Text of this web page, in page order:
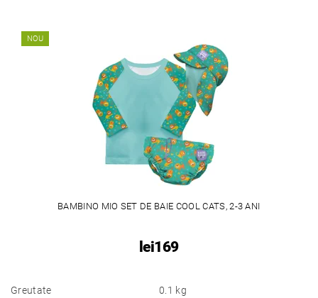
NOU
BAMBINO MIO SET DE BAIE COOL CATS, 2-3 ANI
lei169
Greutate 0.1 kg